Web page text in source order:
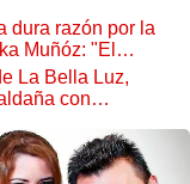
dura razón por la
Muñóz: "El
La Bella Luz,
con